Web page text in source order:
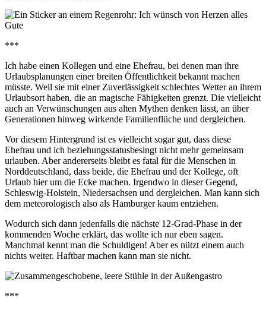
***
Ich habe einen Kollegen und eine Ehefrau, bei denen man ihre
Urlaubsplanungen einer breiten Öffentlichkeit bekannt machen
müsste. Weil sie mit einer Zuverlässigkeit schlechtes Wetter an ihrem
Urlaubsort haben, die an magische Fähigkeiten grenzt. Die vielleicht
auch an Verwünschungen aus alten Mythen denken lässt, an über
Generationen hinweg wirkende Familienflüche und dergleichen.
Vor diesem Hintergrund ist es vielleicht sogar gut, dass diese
Ehefrau und ich beziehungsstatusbesingt nicht mehr gemeinsam
urlauben. Aber andererseits bleibt es fatal für die Menschen in
Norddeutschland, dass beide, die Ehefrau und der Kollege, oft
Urlaub hier um die Ecke machen. Irgendwo in dieser Gegend,
Schleswig-Holstein, Niedersachsen und dergleichen. Man kann sich
dem meteorologisch also als Hamburger kaum entziehen.
Wodurch sich dann jedenfalls die nächste 12-Grad-Phase in der
kommenden Woche erklärt, das wollte ich nur eben sagen.
Manchmal kennt man die Schuldigen! Aber es nützt einem auch
nichts weiter. Haftbar machen kann man sie nicht.
***